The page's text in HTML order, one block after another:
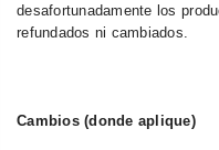
desafortunadamente los
refundados ni cambiados.
Cambios (donde aplique)